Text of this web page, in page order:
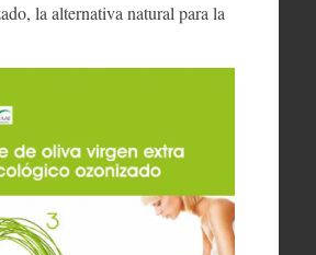
la alternativa natural para la